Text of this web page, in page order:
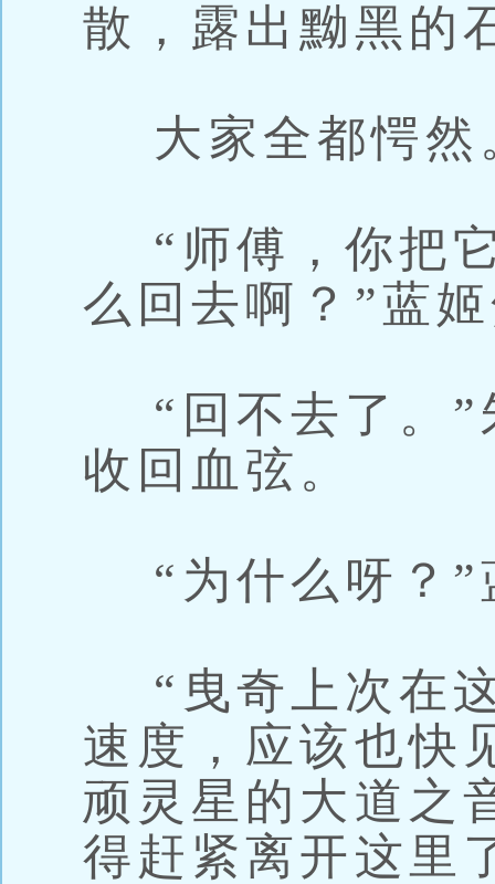
散，露出黝黑的
大家全都愕然
“师傅，你把
么回去啊？”蓝
“回不去了。”
收回血弦。
“为什么呀？”
“曳奇上次在
速度，应该也快
顽灵星的大道之
得赶紧离开这里